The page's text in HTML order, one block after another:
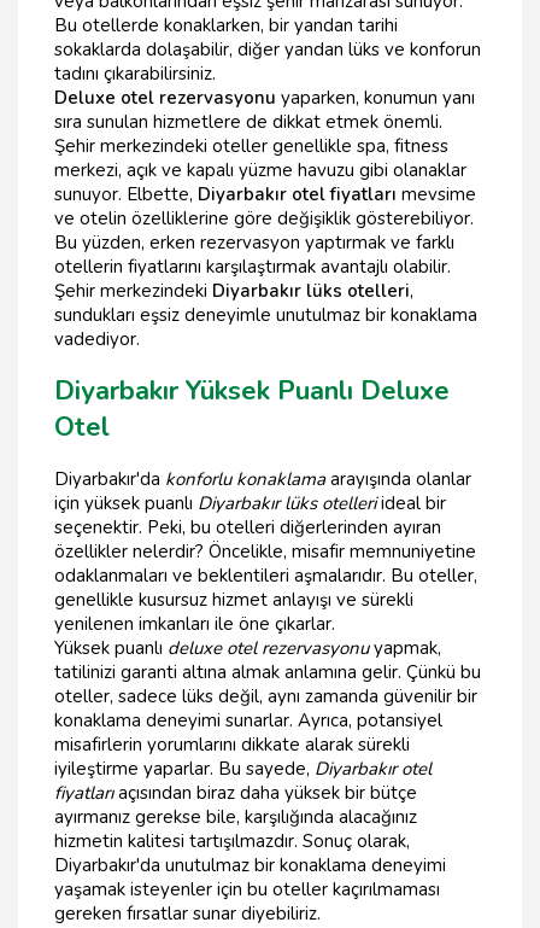
Bu otellerde konaklarken, bir yandan tarihi
sokaklarda dolaşabilir, diğer yandan lüks ve konforun
tadını çıkarabilirsiniz.
Deluxe otel rezervasyonu yaparken, konumun yanı
sıra sunulan hizmetlere de dikkat etmek önemli.
Şehir merkezindeki oteller genellikle spa, fitness
merkezi, açık ve kapalı yüzme havuzu gibi olanaklar
sunuyor. Elbette, Diyarbakır otel fiyatları mevsime
ve otelin özelliklerine göre değişiklik gösterebiliyor.
Bu yüzden, erken rezervasyon yaptırmak ve farklı
otellerin fiyatlarını karşılaştırmak avantajlı olabilir.
Şehir merkezindeki Diyarbakır lüks otelleri,
sundukları eşsiz deneyimle unutulmaz bir konaklama
vadediyor.
Diyarbakır Yüksek Puanlı Deluxe
Otel
Diyarbakır'da konforlu konaklamaarayışında olanlar
için yüksek puanlı Diyarbakır lüks otelleriideal bir
seçenektir. Peki, bu otelleri diğerlerinden ayıran
özellikler nelerdir? Öncelikle, misafir memnuniyetine
odaklanmaları ve beklentileri aşmalarıdır. Bu oteller,
genellikle kusursuz hizmet anlayışı ve sürekli
yenilenen imkanları ile öne çıkarlar.
Yüksek puanlı deluxe otel rezervasyonuyapmak,
tatilinizi garanti altına almak anlamına gelir. Çünkü bu
oteller, sadece lüks değil, aynı zamanda güvenilir bir
konaklama deneyimi sunarlar. Ayrıca, potansiyel
misafirlerin yorumlarını dikkate alarak sürekli
iyileştirme yaparlar. Bu sayede, Diyarbakır otel
fiyatlarıaçısından biraz daha yüksek bir bütçe
ayırmanız gerekse bile, karşılığında alacağınız
hizmetin kalitesi tartışılmazdır. Sonuç olarak,
Diyarbakır'da unutulmaz bir konaklama deneyimi
yaşamak isteyenler için bu oteller kaçırılmaması
gereken fırsatlar sunar diyebiliriz.